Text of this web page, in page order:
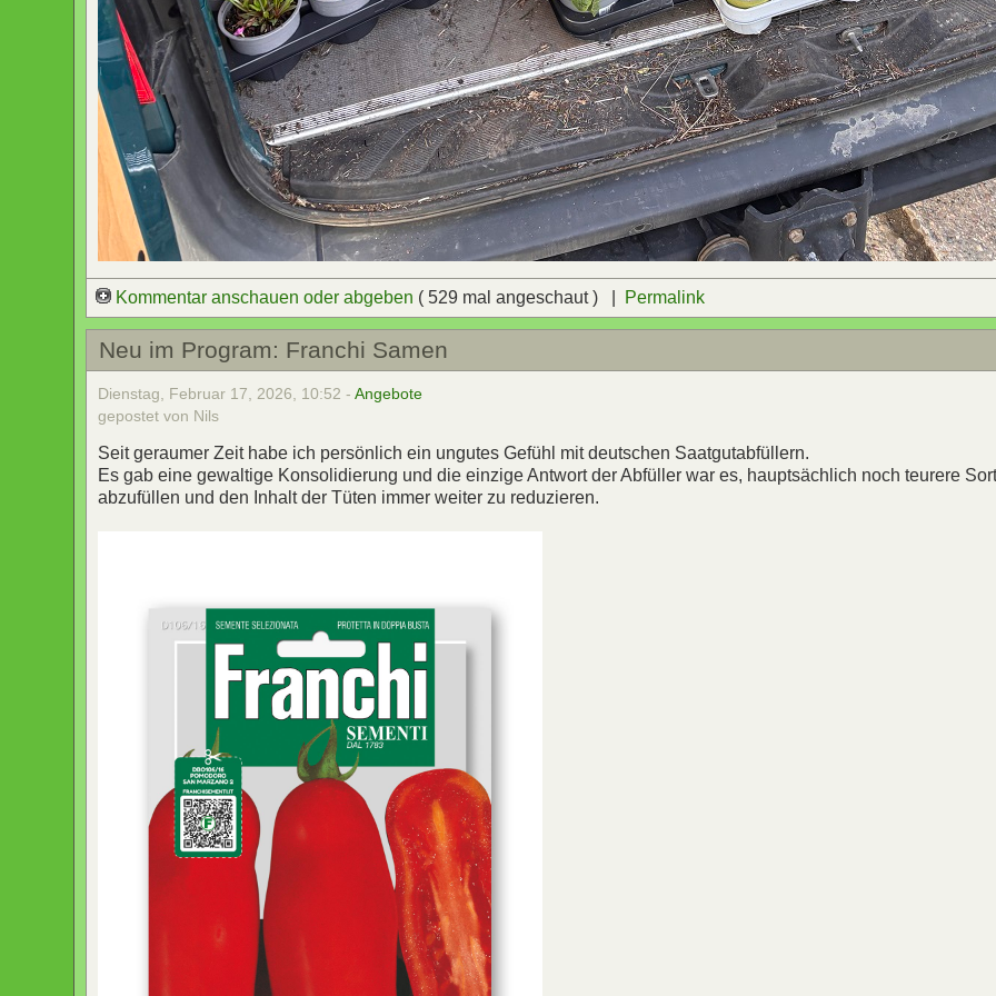
Kommentar anschauen oder abgeben ( 529 mal angeschaut ) | Permalink
Neu im Program: Franchi Samen
Dienstag, Februar 17, 2026, 10:52 -Angebote
gepostet von Nils
Seit geraumer Zeit habe ich persönlich ein ungutes Gefühl mit deutschen Saatgutabfüllern.
Es gab eine gewaltige Konsolidierung und die einzige Antwort der Abfüller war es, hauptsächlich noch teurere
abzufüllen und den Inhalt der Tüten immer weiter zu reduzieren.